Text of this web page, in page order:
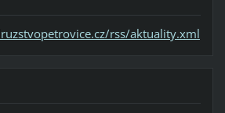
rss/aktuality.xml